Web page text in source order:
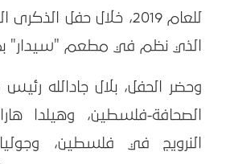
للعام 2019، خلال حفل
الذي نظم في مطعم "سيدار"
وحضر الحفل، بلال جادالله
الصحافة-فلسطين، وهيلدا
النرويج في فلسطين،